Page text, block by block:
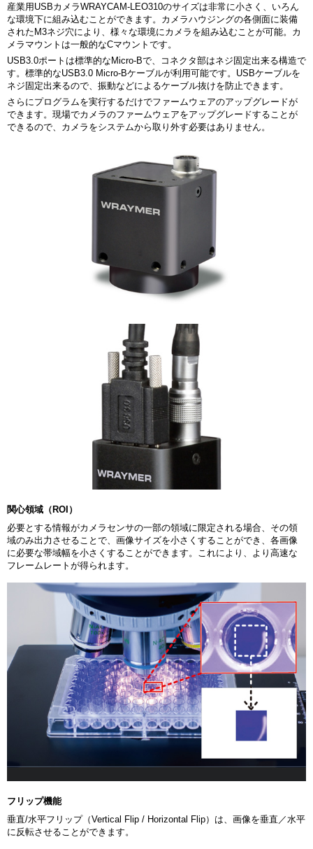
産業用USBカメラWRAYCAM-LEO310のサイズは非常に小さく、いろん
な環境下に組み込むことができます。カメラハウジングの各側面に装備
されたM3ネジ穴により、様々な環境にカメラを組み込むことが可能。カ
メラマウントは一般的なCマウントです。
USB3.0ポートは標準的なMicro-Bで、コネクタ部はネジ固定出来る構造で
す。標準的なUSB3.0 Micro-Bケーブルが利用可能です。USBケーブルを
ネジ固定出来るので、振動などによるケーブル抜けを防止できます。
さらにプログラムを実行するだけでファームウェアのアップグレードが
できます。現場でカメラのファームウェアをアップグレードすることが
できるので、カメラをシステムから取り外す必要はありません。
関心領域（ROI）
必要とする情報がカメラセンサの一部の領域に限定される場合、その領
域のみ出力させることで、画像サイズを小さくすることができ、各画像
に必要な帯域幅を小さくすることができます。これにより、より高速な
フレームレートが得られます。
フリップ機能
垂直/水平フリップ（Vertical Flip / Horizontal Flip）は、画像を垂直／水平
に反転させることができます。